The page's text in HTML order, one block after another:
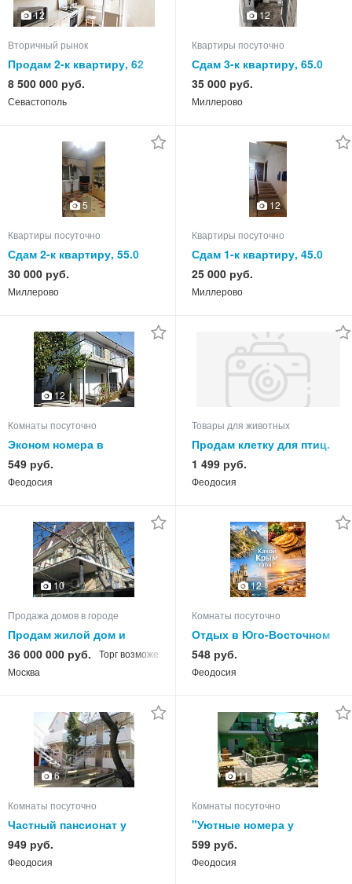
12
Вторичный рынок
Продам 2-к квартиру, 62
кв.м, этаж 9 из 9
8 500 000 руб.
Севастополь
12
Квартиры посуточно
Сдам 3-к квартиру, 65.0
кв.м, этаж 5 из 5
35 000 руб.
Миллерово
5
Квартиры посуточно
Сдам 2-к квартиру, 55.0
кв.м, этаж 4 из 5
30 000 руб.
Миллерово
12
Квартиры посуточно
Сдам 1-к квартиру, 45.0
кв.м, этаж 1 из 3
25 000 руб.
Миллерово
12
Комнаты посуточно
Эконом номера в
Феодосии 4 мин. до моря.
на -2026 год
549 руб.
Феодосия
Товары для животных
Продам клетку для птиц.
1 499 руб.
Феодосия
10
Продажа домов в городе
Продам жилой дом и
пансионат в Феодосии
36 000 000 руб.
Торг возможен
Москва
12
Комнаты посуточно
Отдых в Юго-Восточном
Крыму на -2026 год
548 руб.
Феодосия
6
Комнаты посуточно
Частный пансионат у
Нины Коктебель на -2026
год
949 руб.
Феодосия
11
Комнаты посуточно
"Уютные номера у
Сильвии" на Степной в
Феодосии 2026 год
599 руб.
Феодосия